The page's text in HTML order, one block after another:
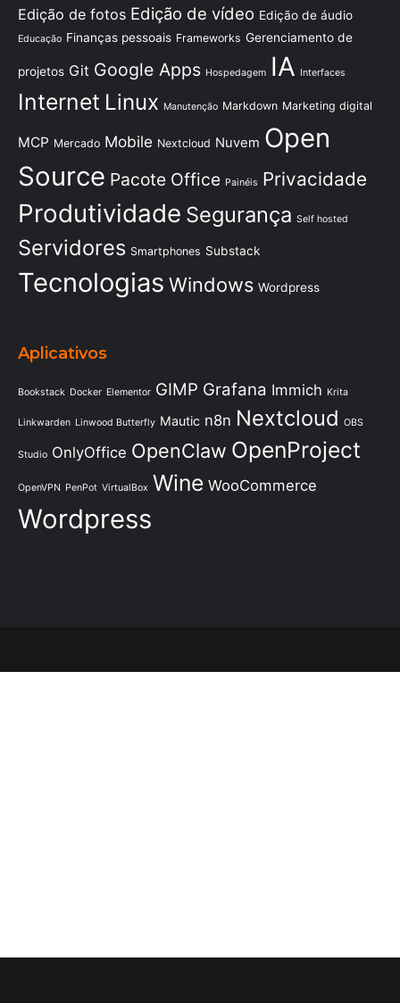
Edição de fotos Edição de vídeo Edição de áudio
Educação Finanças pessoais Frameworks Gerenciamento de
projetos Git Google Apps Hospedagem IA Interfaces
Internet Linux Manutenção Markdown Marketing digital
MCP Mercado Mobile Nextcloud Nuvem Open
Source Pacote Office Painéis Privacidade
Produtividade Segurança Self hosted
Servidores Smartphones Substack
Tecnologias Windows Wordpress
Aplicativos
Bookstack Docker Elementor GIMP Grafana Immich Krita
Linkwarden Linwood Butterfly Mautic n8n Nextcloud OBS
Studio OnlyOffice OpenClaw OpenProject
OpenVPN PenPot VirtualBox Wine WooCommerce
Wordpress